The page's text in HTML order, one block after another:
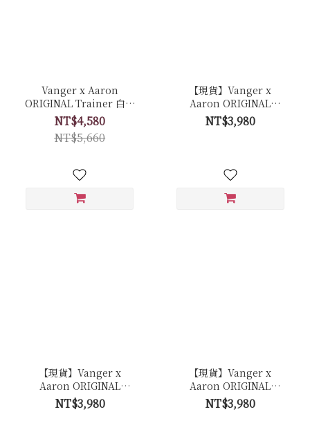
Vanger x Aaron
ORIGINAL Trainer 白色
經典復古休閒鞋 聯名限量
套組 - Ca006皚白色(膠底)
NT$4,580
NT$5,660
【現貨】Vanger x
Aaron ORIGINAL
Trainer 白色經典復古休
閒鞋 - Ca007皚白色(膠底)
NT$3,980
【現貨】Vanger x
Aaron ORIGINAL
Trainer 白色經典復古休
閒鞋 - Ca006卵石白(牛皮
NT$3,980
【現貨】Vanger x
Aaron ORIGINAL
Trainer 白色經典復古休
閒鞋 - Ca006皚白色(膠底)
NT$3,980